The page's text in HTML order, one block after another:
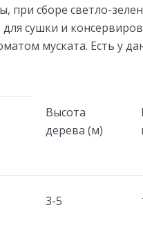
при сборе светло-
сушки и
муската. Есть у
Высота
дерева (м)
3-5